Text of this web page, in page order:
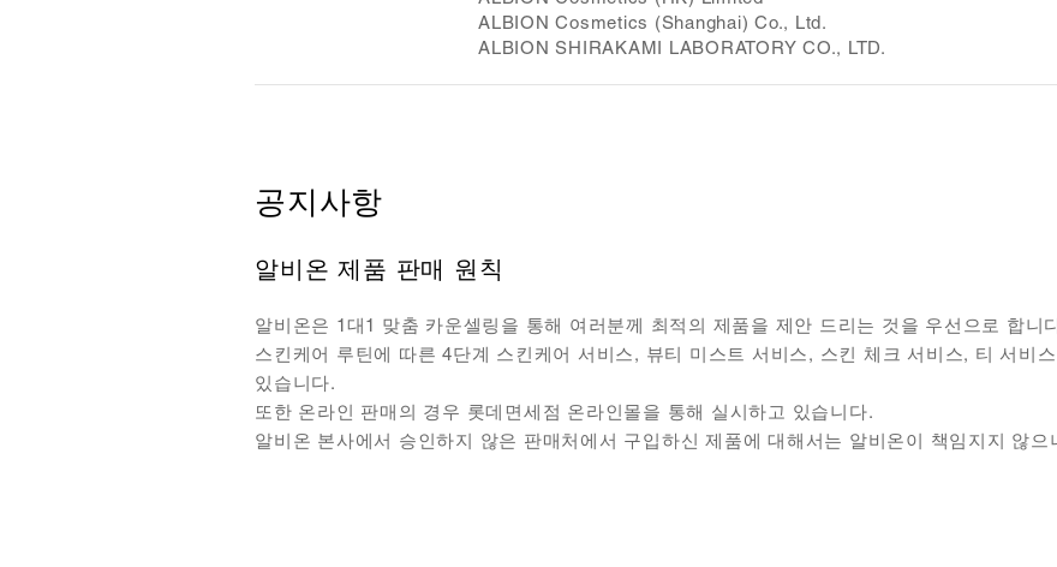
ALBION Cosmetics (Shanghai) Co., Ltd.
ALBION SHIRAKAMI LABORATORY CO., LTD.
공지사항
알비온 제품 판매 원칙
알비온은 1대1 맞춤 카운셀링을 통해 여러분께 최적의 제품을 제안 드리는 것을 우선으로 합니
스킨케어 루틴에 따른 4단계 스킨케어 서비스, 뷰티 미스트 서비스, 스킨 체크 서비스, 티 서비
있습니다.
또한 온라인 판매의 경우 롯데면세점 온라인몰을 통해 실시하고 있습니다.
알비온 본사에서 승인하지 않은 판매처에서 구입하신 제품에 대해서는 알비온이 책임지지 않으